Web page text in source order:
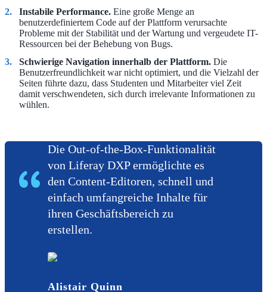
Instabile Performance. Eine große Menge an
benutzerdefiniertem Code auf der Plattform verursachte
Probleme mit der Stabilität und der Wartung und vergeudete IT-
Ressourcen bei der Behebung von Bugs.
Schwierige Navigation innerhalb der Plattform. Die
Benutzerfreundlichkeit war nicht optimiert, und die Vielzahl der
Seiten führte dazu, dass Studenten und Mitarbeiter viel Zeit
damit verschwendeten, sich durch irrelevante Informationen zu
wühlen.
Die Out-of-the-Box-Funktionalität
von Liferay DXP ermöglichte es
den Content-Editoren, schnell und
einfach umfangreiche Inhalte für
ihren Geschäftsbereich zu
erstellen.
Alistair Quinn